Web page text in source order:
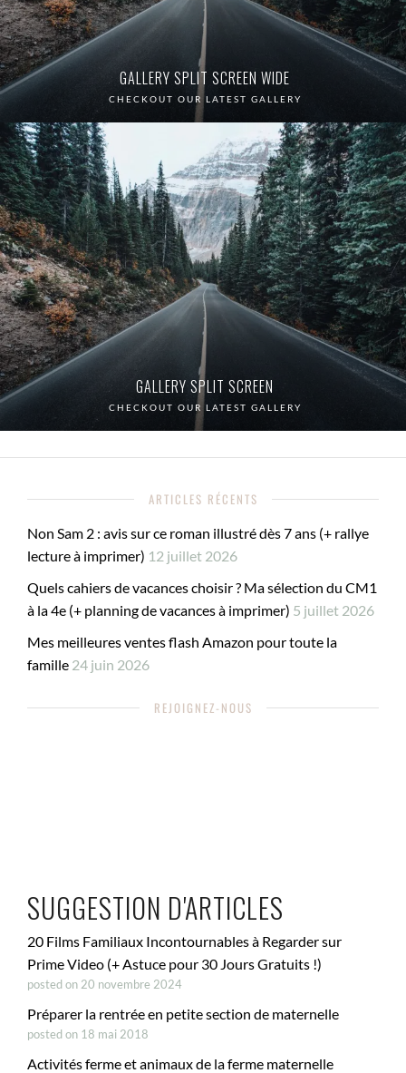
GALLERY SPLIT SCREEN WIDE
CHECKOUT OUR LATEST GALLERY
GALLERY SPLIT SCREEN
CHECKOUT OUR LATEST GALLERY
ARTICLES RÉCENTS
Non Sam 2 : avis sur ce roman illustré dès 7 ans (+ rallye
lecture à imprimer) 12 juillet 2026
Quels cahiers de vacances choisir ? Ma sélection du CM1
à la 4e (+ planning de vacances à imprimer) 5 juillet 2026
Mes meilleures ventes flash Amazon pour toute la
famille 24 juin 2026
REJOIGNEZ-NOUS
SUGGESTION D'ARTICLES
20 Films Familiaux Incontournables à Regarder sur
Prime Video (+ Astuce pour 30 Jours Gratuits !)
posted on 20 novembre 2024
Préparer la rentrée en petite section de maternelle
posted on 18 mai 2018
Activités ferme et animaux de la ferme maternelle